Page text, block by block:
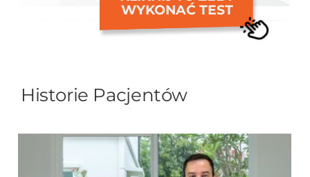
WYKONAĆ TEST
Historie Pacjentów